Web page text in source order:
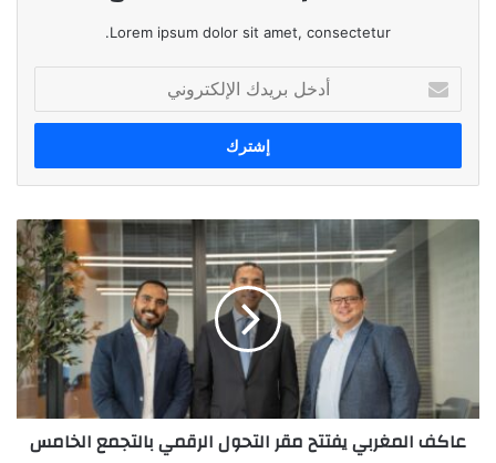
Lorem ipsum dolor sit amet, consectetur.
بريدك
الإلكتروني
عاكف المغربي يفتتح مقر التحول الرقمي بالتجمع الخامس